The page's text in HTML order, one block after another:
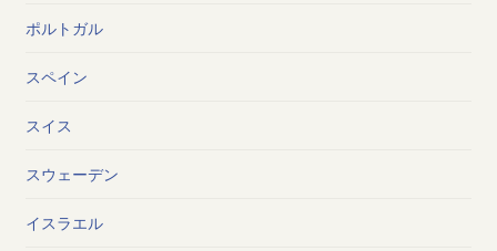
ポルトガル
スペイン
スイス
スウェーデン
イスラエル